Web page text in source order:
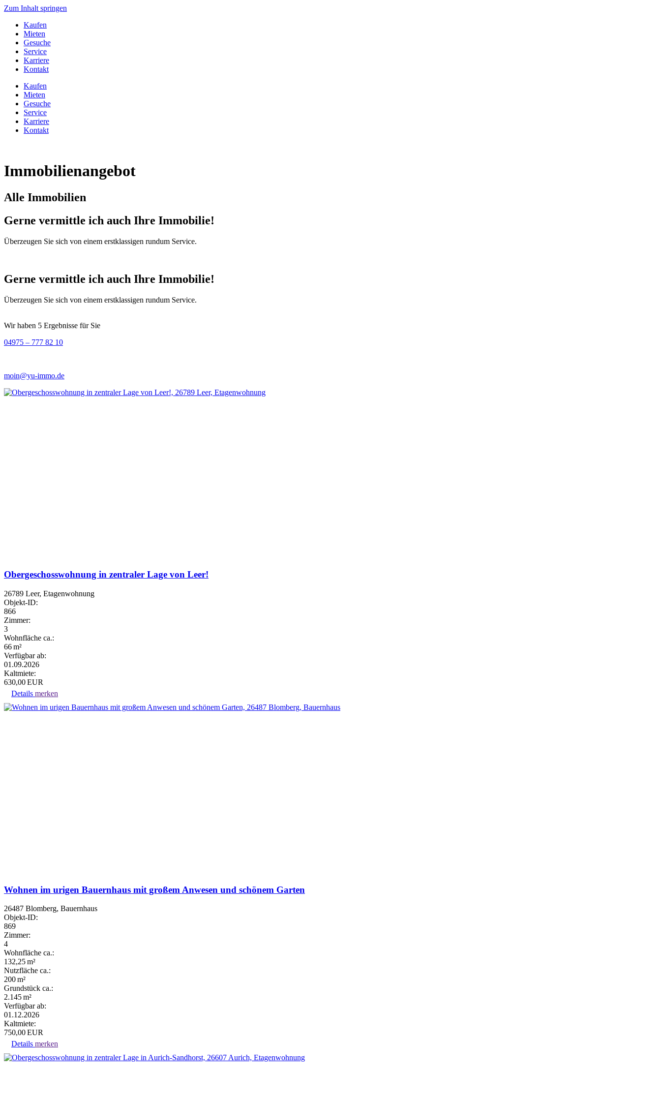
Zum Inhalt springen
Kaufen
Mieten
Gesuche
Service
Karriere
Kontakt
Kaufen
Mieten
Gesuche
Service
Karriere
Kontakt
Immobilien­angebot
Alle Immobilien
Gerne vermittle ich auch Ihre Immobilie!
Überzeugen Sie sich von einem erstklassigen rundum Service.
Gerne vermittle ich auch Ihre Immobilie!
Überzeugen Sie sich von einem erstklassigen rundum Service.
Wir haben 5 Ergebnisse für Sie
04975 – 777 82 10
moin@yu-immo.de
Obergeschosswohnung in zentraler Lage von Leer!
26789 Leer, Etagenwohnung
Objekt-ID:
866
Zimmer:
3
Wohnfläche ca.:
66 m²
Verfügbar ab:
01.09.2026
Kaltmiete:
630,00 EUR
Details merken
Wohnen im urigen Bauernhaus mit großem Anwesen und schönem Garten
26487 Blomberg, Bauernhaus
Objekt-ID:
869
Zimmer:
4
Wohnfläche ca.:
132,25 m²
Nutzfläche ca.:
200 m²
Grund­stück ca.:
2.145 m²
Verfügbar ab:
01.12.2026
Kaltmiete:
750,00 EUR
Details merken